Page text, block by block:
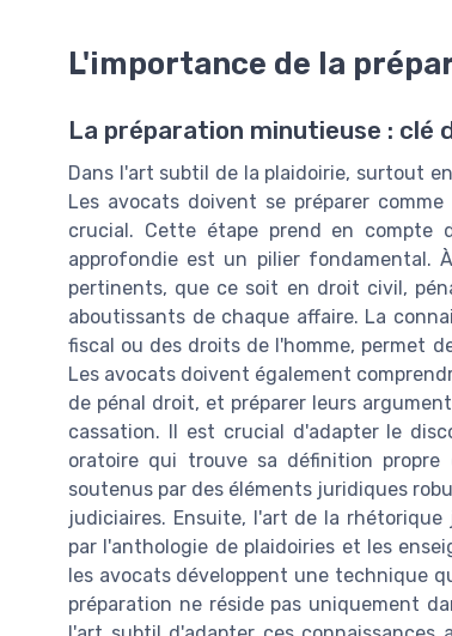
L'importance de la
La préparation minutieuse : clé
Dans l'art subtil de la plaidoirie, surtout
Les avocats doivent se préparer
crucial. Cette étape prend en compte
approfondie est un pilier fondamental.
pertinents, que ce soit en droit civil,
aboutissants de chaque affaire. La
fiscal ou des droits de l'homme, permet
Les avocats doivent également
de pénal droit, et préparer leurs
cassation. Il est crucial d'adapter le
oratoire qui trouve sa définition propre
soutenus par des éléments juridiques
judiciaires. Ensuite, l'art de la
par l'anthologie de plaidoiries et les
les avocats développent une technique
préparation ne réside pas uniquement